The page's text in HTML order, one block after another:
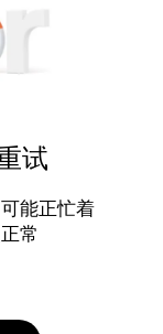
试
能正忙着
常